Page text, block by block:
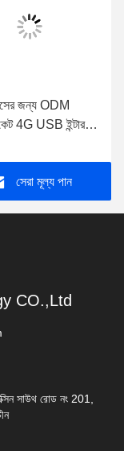
জন্য ODM
4G USB ইন্টারনেট
সেরা মূল্য পান
CO.,Ltd
সাউথ রোড নং 201,